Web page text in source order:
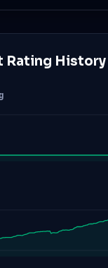
Rating History